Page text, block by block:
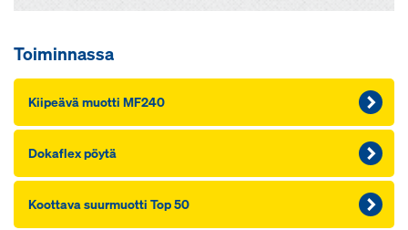
Toiminnassa
Kii­peä­vä muot­ti MF240
Dokaflex pöy­tä
Koot­ta­va suur­muot­ti Top 50